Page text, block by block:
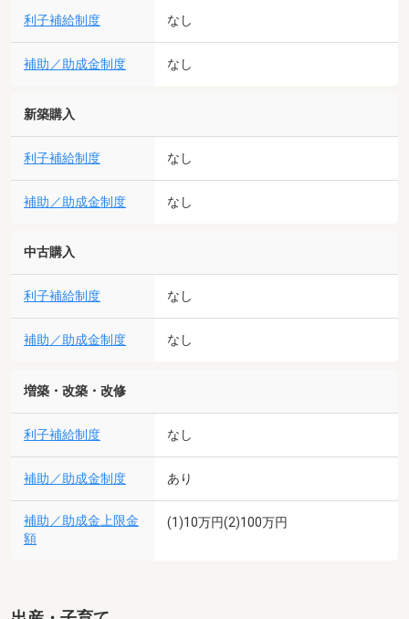
利子補給制度 なし
補助／助成金制度 なし
新築購入
利子補給制度 なし
補助／助成金制度 なし
中古購入
利子補給制度 なし
補助／助成金制度 なし
増築・改築・改修
利子補給制度 なし
補助／助成金制度 あり
補助／助成金上限金
額
(1)10万円(2)100万円